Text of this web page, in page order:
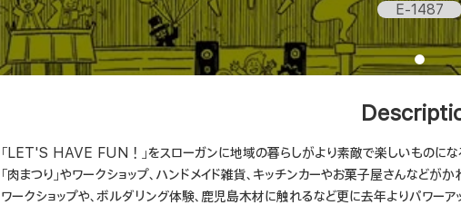
E-1487
「LET'S HAVE FUN！」をスローガンに地域の暮らしがより素敵で楽しいものにな
「肉まつり」やワークショップ、ハンドメイド雑貨、キッチンカーやお菓子屋さんなどが
ワークショップや、ボルダリング体験、鹿児島木材に触れるなど更に去年よりパワーア